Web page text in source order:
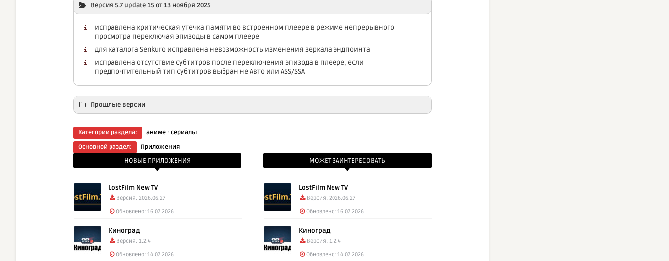
Версия 5.7 update 15 от 13 ноября 2025
исправлена критическая утечка памяти во встроенном плеере в режиме непрерывного
просмотра переключая эпизоды в самом плеере
для каталога Senkuro исправлена невозможность изменения зеркала эндпоинта
исправлена отсутствие субтитров после переключения эпизода в плеере, если
предпочтительный тип субтитров выбран не Авто или ASS/SSA
Прошлые версии
Категории раздела: аниме · сериалы
Основной раздел:
Приложения
НОВЫЕ ПРИЛОЖЕНИЯ
LostFilm New TV
Версия: 2026.06.27
Обновлено: 16.07.2026
Киноград
Версия: 1.2.4
Обновлено: 14.07.2026
МОЖЕТ ЗАИНТЕРЕСОВАТЬ
LostFilm New TV
Версия: 2026.06.27
Обновлено: 16.07.2026
Киноград
Версия: 1.2.4
Обновлено: 14.07.2026